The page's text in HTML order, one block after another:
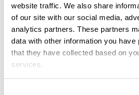
website traffic. We also share
of our site with our social media,
analytics partners. These partners
data with other information you have
that they have collected based on
services.
Reisen mit Weed - Wo ist
es riskant?
Social Club